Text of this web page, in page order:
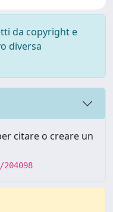
da copyright e
diversa
citare o creare un